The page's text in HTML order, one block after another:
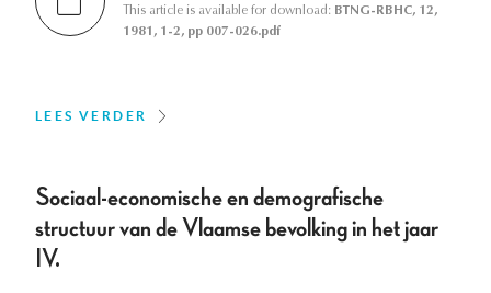
This article is available for download: BTNG-RBHC, 12,
1981, 1-2, pp 007-026.pdf
LEES VERDER
Sociaal-economische en demografische
structuur van de Vlaamse bevolking in het jaar
IV.